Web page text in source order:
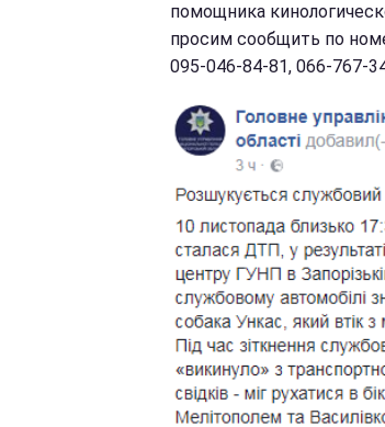
помощника
просим сообщить по
095-046-84-81, 066-767-